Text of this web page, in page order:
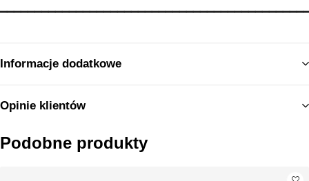
Informacje dodatkowe
Opinie klientów
Podobne produkty